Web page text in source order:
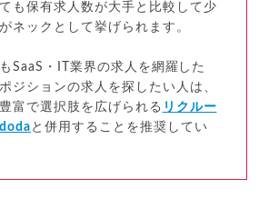
も保有求人数が大手と比較して少
ネックとして挙げられます。
SaaS・IT業界の求人を網羅した
ジションの求人を探したい人は、
富で選択肢を広げられる リクルー
doda と併用することを推奨してい